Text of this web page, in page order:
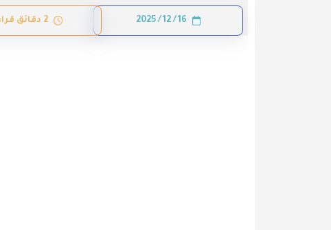
16 / 12 / 2025 2 دقائق قراءة